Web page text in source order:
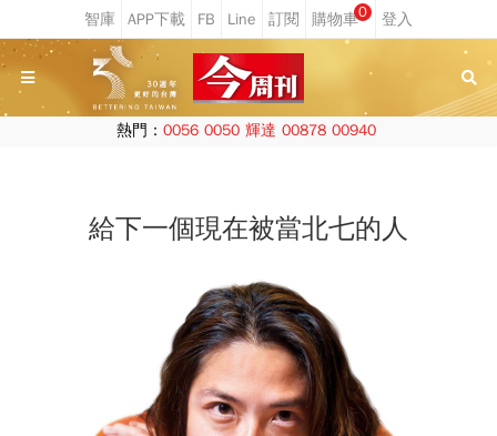
0
熱門： 0056 0050 輝達 00878 00940
給下一個現在被當北七的人